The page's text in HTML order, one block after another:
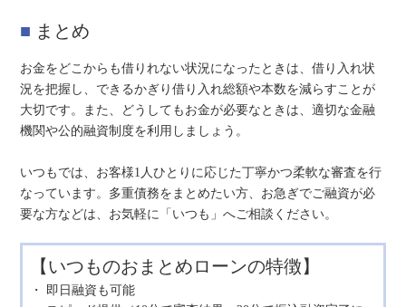
まとめ
お金をどこからも借りれない状況になったときは、借り入れ状
況を把握し、できるかぎり借り入れ総額や本数を減らすことが
大切です。また、どうしてもお金が必要なときは、適切な金融
機関や公的融資制度を利用しましょう。
いつもでは、お客様1人ひとりに応じた丁寧かつ柔軟な審査を行
なっています。多重債務をまとめたい方、お急ぎでご融資が必
要な方などは、お気軽に「いつも」へご相談ください。
【いつものおまとめローンの特徴】
即日融資も可能